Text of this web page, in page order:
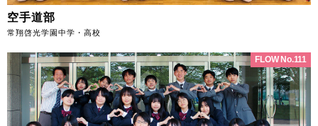
空手道部
常翔啓光学園中学・高校
FLOW No.111